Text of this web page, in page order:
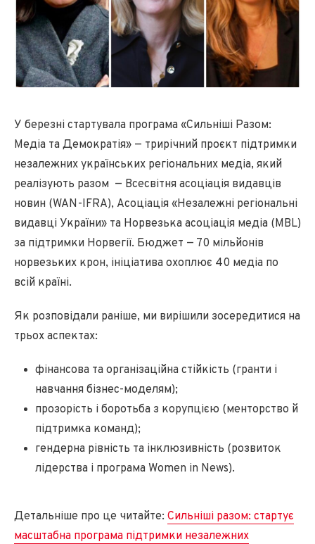
У березні стартувала програма «Сильніші Разом:
Медіа та Демократія» — трирічний проєкт підтримки
незалежних українських регіональних медіа, який
реалізують разом — Всесвітня асоціація видавців
новин (WAN-IFRA), Асоціація «Незалежні регіональні
видавці України» та Норвезька асоціація медіа (MBL)
за підтримки Норвегії. Бюджет — 70 мільйонів
норвезьких крон, ініціатива охоплює 40 медіа по
всій країні.
Як розповідали раніше, ми вирішили зосередитися на
трьох аспектах:
фінансова та організаційна стійкість (гранти і
навчання бізнес-моделям);
прозорість і боротьба з корупцією (менторство й
підтримка команд);
гендерна рівність та інклюзивність (розвиток
лідерства і програма Women in News).
Детальніше про це читайте: Сильніші разом: стартує
масштабна програма підтримки незалежних